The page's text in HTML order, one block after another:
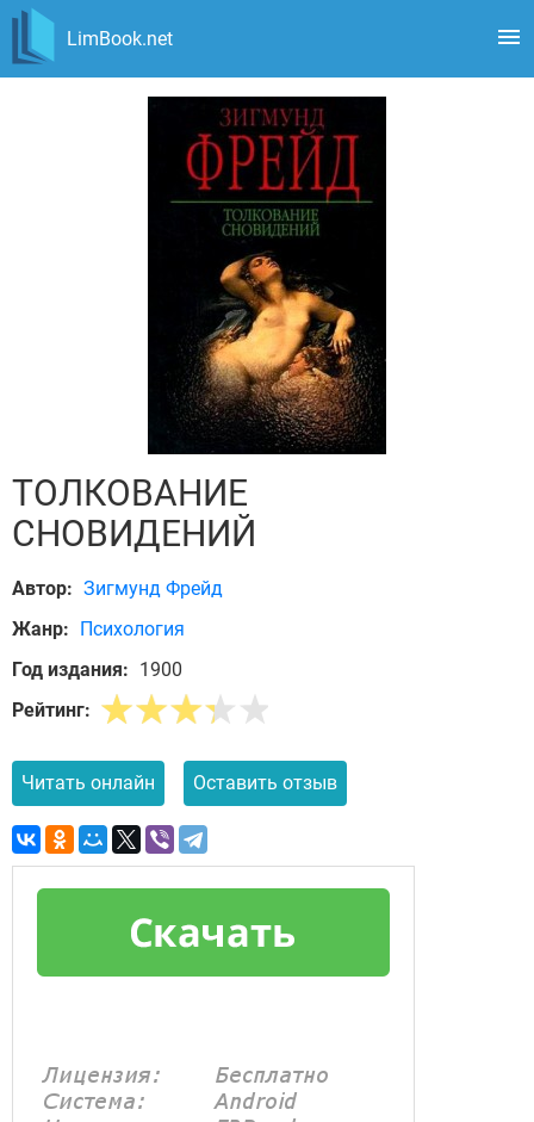
LimBook.net
ТОЛКОВАНИЕ
СНОВИДЕНИЙ
Автор: Зигмунд Фрейд
Жанр: Психология
Год издания: 1900
Рейтинг:
Читать онлайн Оставить отзыв